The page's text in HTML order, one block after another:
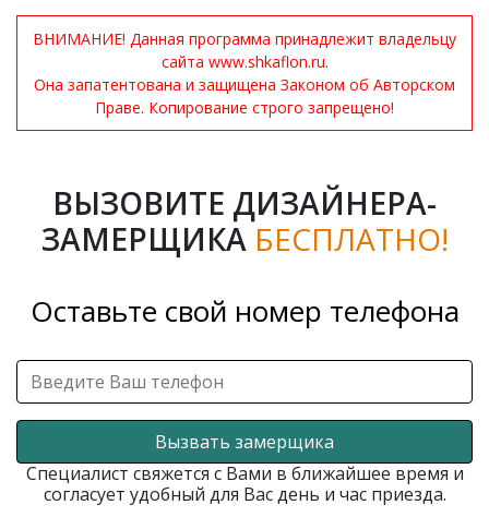
ВНИМАНИЕ! Данная программа принадлежит владельцу
сайта www.shkaflon.ru.
Она запатентована и защищена Законом об Авторском
Праве. Копирование строго запрещено!
ВЫЗОВИТЕ ДИЗАЙНЕРА-
ЗАМЕРЩИКА БЕСПЛАТНО!
Оставьте свой номер телефона
Вызвать замерщика
Специалист свяжется с Вами в ближайшее время и
согласует удобный для Вас день и час приезда.